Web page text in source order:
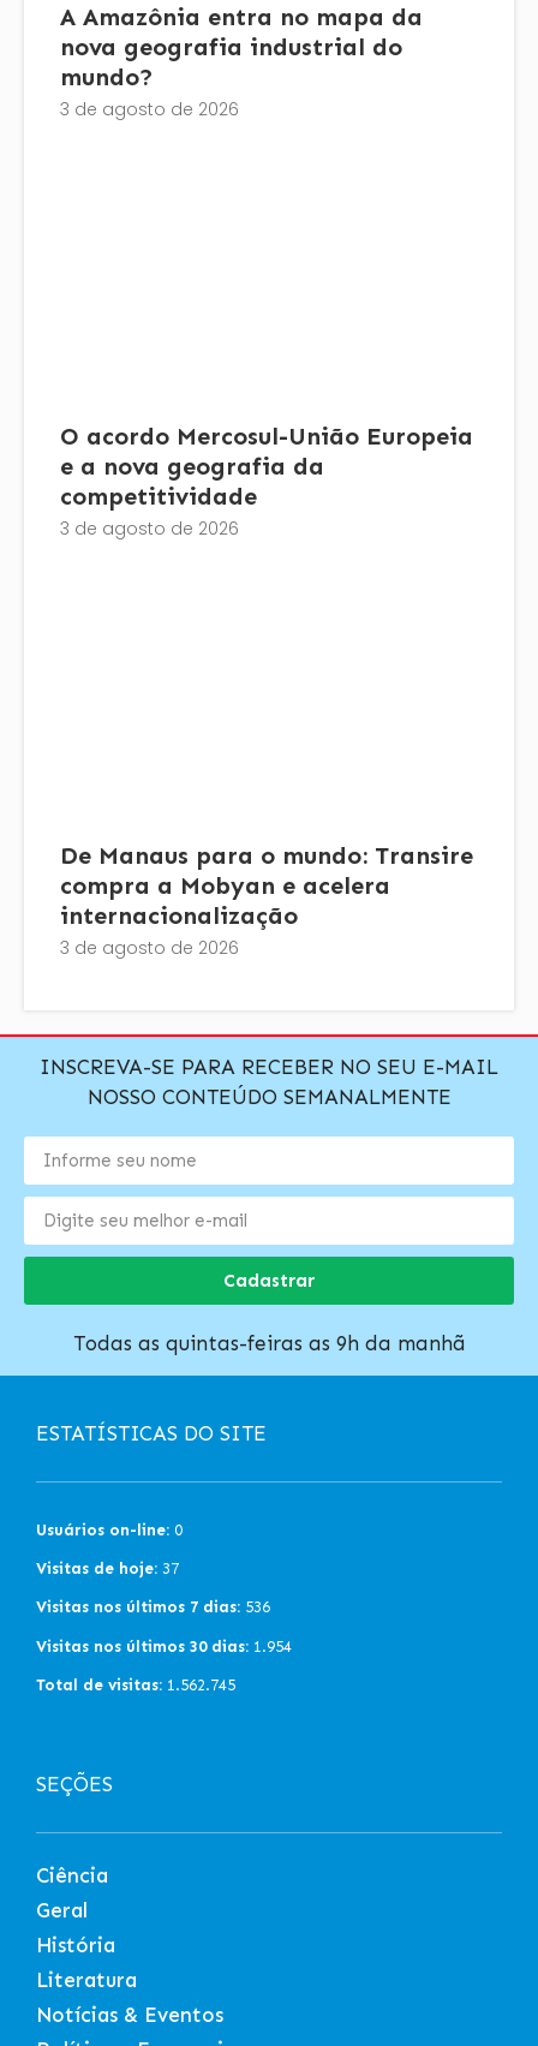
A Amazônia entra no mapa da
nova geografia industrial do
mundo?
3 de agosto de 2026
O acordo Mercosul-União Europeia
e a nova geografia da
competitividade
3 de agosto de 2026
De Manaus para o mundo: Transire
compra a Mobyan e acelera
internacionalização
3 de agosto de 2026
INSCREVA-SE PARA RECEBER NO SEU E-MAIL
NOSSO CONTEÚDO SEMANALMENTE
Cadastrar
Todas as quintas-feiras as 9h da manhã
ESTATÍSTICAS DO SITE
Usuários on-line: 0
Visitas de hoje: 37
Visitas nos últimos 7 dias: 536
Visitas nos últimos 30 dias: 1.954
Total de visitas: 1.562.745
SEÇÕES
Ciência
Geral
História
Literatura
Notícias & Eventos